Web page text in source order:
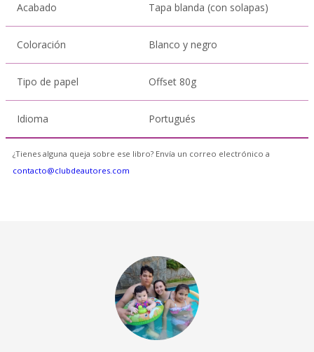
Acabado Tapa blanda (con solapas)
Coloración Blanco y negro
Tipo de papel Offset 80g
Idioma Portugués
¿Tienes alguna queja sobre ese libro? Envía un correo electrónico a
contacto@clubdeautores.com